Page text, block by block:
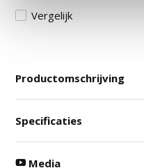
Vergelijk
Productomschrijving
Specificaties
Media